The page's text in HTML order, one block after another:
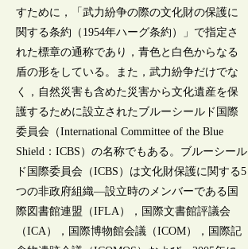
すために，「武力紛争の際の文化財の保護に
関する条約（1954年ハーグ条約）」で指定さ
れた標章の通称であり，青色と白色からなる
盾の形をしている。また，武力紛争だけでな
く，自然災害も含めた災害から文化遺産を保
護するために設立されたブルーシールド国際
委員会（International Committee of the Blue
Shield：ICBS）の名称でもある。ブルーシール
ド国際委員会（ICBS）は文化財保護に関する5
つの非政府組織―設立時のメンバーである国
際図書館連盟（IFLA），国際文書館評議会
（ICA），国際博物館会議（ICOM），国際記